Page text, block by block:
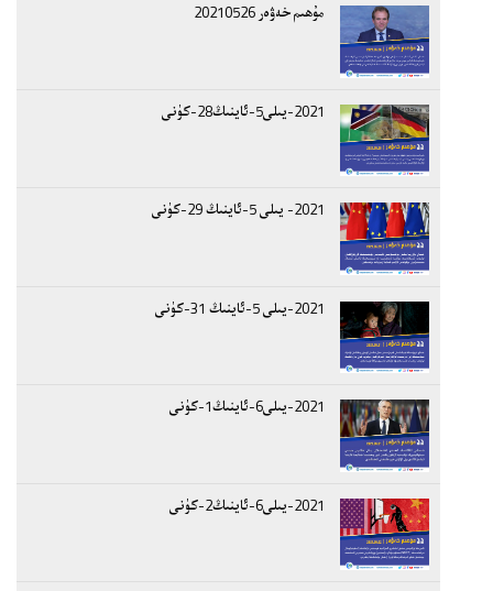
مۇھىم خەۋەر 20210526
2021-يىلى5-ئاينىڭ28-كۈنى
2021- يىلى 5-ئاينىڭ 29-كۈنى
2021-يىلى 5-ئاينىڭ 31-كۈنى
2021-يىلى6-ئاينىڭ1-كۈنى
2021-يىلى6-ئاينىڭ2-كۈنى